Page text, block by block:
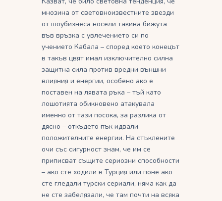
мнозина от световноизвестните звезди
от шоубизнеса носели такива бижута
във връзка с увлечението си по
учението Кабала – според което конецът
в такъв цвят имал изключително силна
защитна сила против вредни външни
влияния и енергии, особено ако е
поставен на лявата ръка – тъй като
лошотията обикновено атакувала
именно от тази посока, за разлика от
дясно – откъдето пък идвали
положителните енергии. На стъклените
очи със сигурност знам, че им се
приписват същите сериозни способности
– ако сте ходили в Турция или поне ако
сте гледали турски сериали, няма как да
не сте забелязали, че там почти на всяка